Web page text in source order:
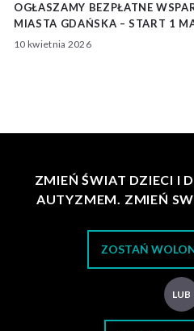
OGŁASZAMY BEZPŁATNE
MIASTA GDAŃSKA – START 1
10 kwietnia 2026
ZMIEŃ ŚWIAT DZIECI I
AUTYZMEM. ZMIEŃ
ZOSTAŃ
LUB